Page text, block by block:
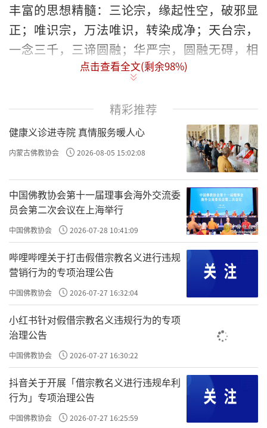
丰富的思想精髓：三论宗，缘起性空，破邪显
正；唯识宗，万法唯识，转染成净；天台宗，
一念三千，三谛圆融；华严宗，圆融无碍，相
互成就；禅宗，直指人心，见性成佛；净土
众善奉行；密宗，提升能量，护国佑民。中国
佛教八宗的思想精髓，在现代社会，有着极其
强烈的现实意义。
【关键词】祖庭文化 佛宗八宗 律宗 密宗
净土宗 华严宗 三论宗 法相宗
中国佛教在历史上曾经出现过许多派别，
在隋唐时成熟光大的主要有八宗，即性、相、
台、贤、禅、净、律、密。依托汉传佛教祖庭
寺院产生的中国佛教八宗，标志着印度佛教真
正完成了中国化的历史进程。中国佛教八大宗
派，有着博大深厚的思想精髓和强烈的现实意
义。中国佛教八宗思想既有独辟蹊径之处，也
有圆融互摄之处。本文立足于八宗思想精华和
现代意义的融合点，摘其一端，撷其大要，难
免管窥蠡测，挂一漏万。疏芜之处，敬祈方家
指正。
点击查看全文(剩余98%)
精彩推荐
健康义诊进寺院 真情服务暖人心
内蒙古佛教协会 2026-08-05 15:02:08
中国佛教协会第十一届理事会海外交流委
员会第二次会议在上海举行
中国佛教协会 2026-07-28 10:41:09
哔哩哔哩关于打击假借宗教名义进行违规
营销行为的专项治理公告
中国佛教协会 2026-07-27 16:32:04
小红书针对假借宗教名义违规行为的专项
治理公告
中国佛教协会 2026-07-27 16:30:22
抖音关于开展「借宗教名义进行违规牟利
行为」专项治理公告
中国佛教协会 2026-07-27 16:25:59